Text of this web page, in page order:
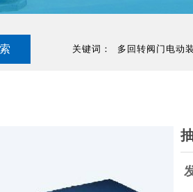
关键词： 多回转阀门电动